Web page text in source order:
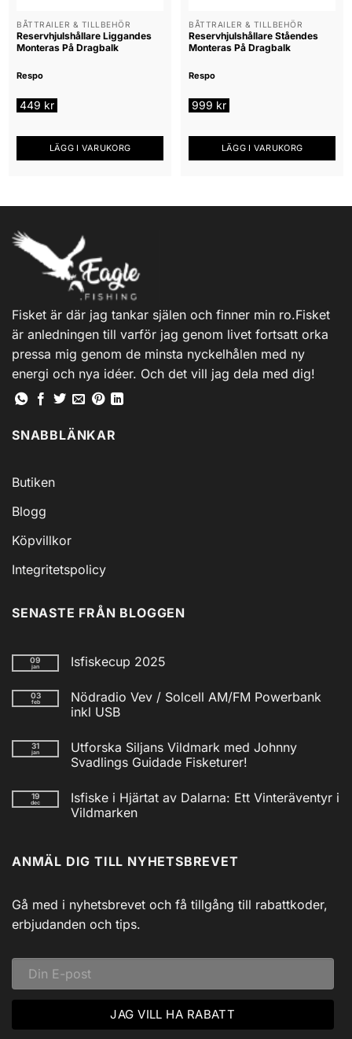
BÅTTRAILER & TILLBEHÖR
Reservhjulshållare Liggandes
Monteras På Dragbalk
Respo
449 kr
LÄGG I VARUKORG
BÅTTRAILER & TILLBEHÖR
Reservhjulshållare Ståendes
Monteras På Dragbalk
Respo
999 kr
LÄGG I VARUKORG
Fisket är där jag tankar själen och finner min ro.Fisket
är anledningen till varför jag genom livet fortsatt orka
pressa mig genom de minsta nyckelhålen med ny
energi och nya idéer. Och det vill jag dela med dig!
SNABBLÄNKAR
Butiken
Blogg
Köpvillkor
Integritetspolicy
SENASTE FRÅN BLOGGEN
09
jan Isfiskecup 2025
till
Isfiskecup
2025
03
feb
Nödradio Vev / Solcell AM/FM Powerbank
inkl USB
till
Nödradio
Vev
AM/FM
Powerbank
inkl
31
jan
Utforska Siljans Vildmark med Johnny
Svadlings Guidade Fisketurer!
till
Utforska
Siljans
Svadlings
Guidade
19
dec
Isfiske i Hjärtat av Dalarna: Ett Vinteräventyr i
Vildmarken
Isfiske
i
Dalarna:
Ett
Vinteräventyr
i
ANMÄL DIG TILL NYHETSBREVET
Gå med i nyhetsbrevet och få tillgång till rabattkoder,
erbjudanden och tips.